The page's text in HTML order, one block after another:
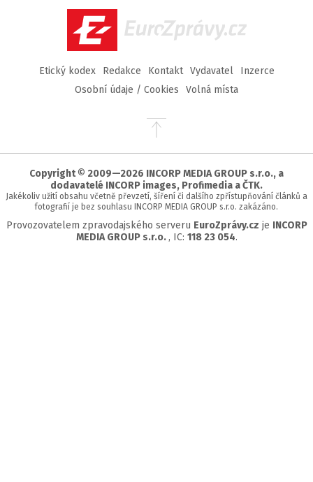
EuroZprávy.cz
Etický kodex Redakce Kontakt Vydavatel
Inzerce
Osobní údaje / Cookies
Volná místa
Přejít
stránky
Copyright © 2009—2026 INCORP MEDIA GROUP s.r.o., a
dodavatelé INCORP images, Profimedia a ČTK.
Jakékoliv užití obsahu včetně převzetí, šíření či dalšího zpřístupňování článků a
fotografií je bez souhlasu INCORP MEDIA GROUP s.r.o. zakázáno.
Provozovatelem zpravodajského serveru EuroZprávy.cz je INCORP
MEDIA GROUP s.r.o. , IC: 118 23 054.